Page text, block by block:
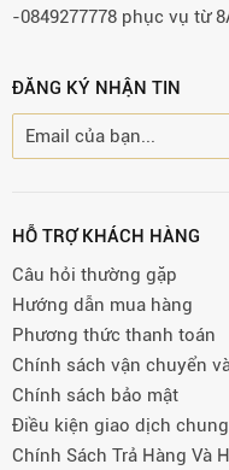
-0849277778 phục vụ từ
ĐĂNG KÝ NHẬN TIN
HỖ TRỢ KHÁCH HÀNG
Câu hỏi thường gặp
Hướng dẫn mua hàng
Phương thức thanh toán
Chính sách vận chuyển
Chính sách bảo mật
Điều kiện giao dịch chung
Chính Sách Trả Hàng Và